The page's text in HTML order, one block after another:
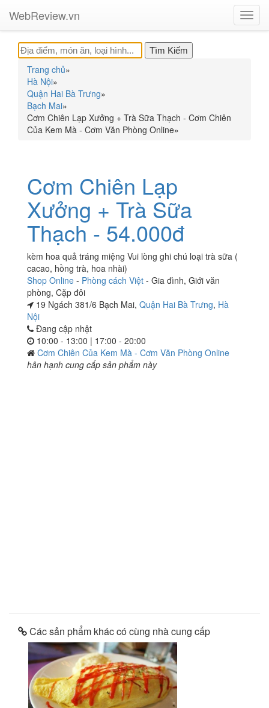
WebReview.vn
Trang chủ»
Hà Nội»
Quận Hai Bà Trưng»
Bạch Mai»
Cơm Chiên Lạp Xưởng + Trà Sữa Thạch - Cơm Chiên
Của Kem Mà - Cơm Văn Phòng Online»
Cơm Chiên Lạp
Xưởng + Trà Sữa
Thạch - 54.000đ
kèm hoa quả tráng miệng Vui lòng ghi chú loại trà sữa (
cacao, hồng trà, hoa nhài)
Shop Online - Phòng cách Việt - Gia đình, Giới văn
phòng, Cặp đôi
19 Ngách 381/6 Bạch Mai, Quận Hai Bà Trưng, Hà
Nội
Đang cập nhật
10:00 - 13:00 | 17:00 - 20:00
Cơm Chiên Của Kem Mà - Cơm Văn Phòng Online
hân hạnh cung cấp sản phẩm này
Các sản phẩm khác có cùng nhà cung cấp